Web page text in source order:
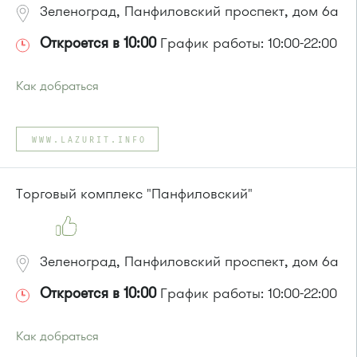
Зеленоград, Панфиловский проспект, дом 6а
Откроется в 10:00График работы: 10:00-22:00
Как добраться
Автобусы № 3, 6, 7, 8, 9, 11, 13, 15, 23, 32, 45, 312, 377.
Маршрутка № 128, 312, 377
или до остановки"1-й микрорайон":
Маршрутка № 127, 390, 476
WWW.LAZURIT.INFO
Торговый комплекс "Панфиловский"
Зеленоград, Панфиловский проспект, дом 6а
Откроется в 10:00График работы: 10:00-22:00
Как добраться